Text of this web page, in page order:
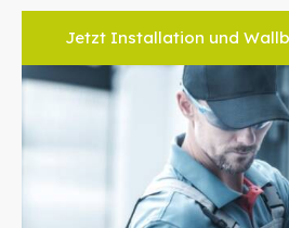
Jetzt Installation und